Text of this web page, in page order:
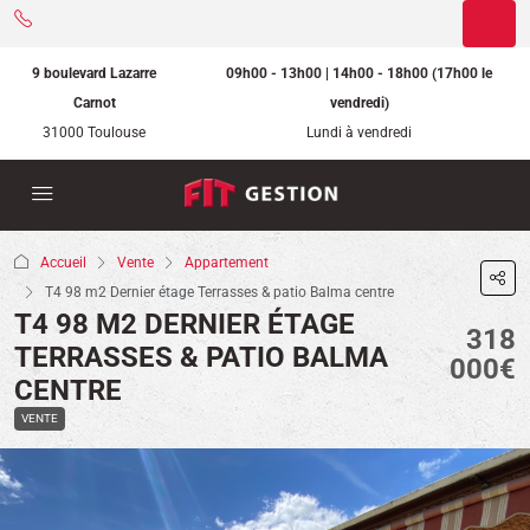
9 boulevard Lazarre
Carnot
31000 Toulouse
09h00 - 13h00 | 14h00 - 18h00 (17h00 le
vendredi)
Lundi à vendredi
Accueil Vente
Appartement
T4 98 m2 Dernier étage Terrasses & patio Balma centre
T4 98 M2 DERNIER ÉTAGE
TERRASSES & PATIO BALMA
CENTRE
318
000€
VENTE